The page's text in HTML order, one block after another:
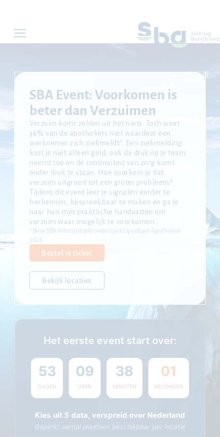
SBA Event: Voorkomen is
beter dan Verzuimen
Verzuim komt zelden uit het niets. Toch weet
36% van de apothekers niet waardoor een
werknemer zich ziekmeldt*. Een ziekmelding
kost je niet alleen geld, ook de druk op je team
neemt toe en de continuïteit van zorg komt
onder druk te staan. Hoe voorkom je dat
verzuim uitgroeit tot een groter probleem?
Tijdens dit event leer je signalen eerder te
herkennen, bespreekbaar te maken en ga je
naar huis met praktische handvatten om
verzuim waar mogelijk te voorkomen.
* Bron SBA Arbeidsmarktonderzoek Openbare Apotheken
2026
Bestel je ticket
Bekijk locaties
Het eerste event start over:
53
DAGEN
09
UREN
38
MINUTEN
00
SECONDEN
Kies uit 5 data, verspreid over Nederland
Beperkt aantal plaatsen beschikbaar per locatie